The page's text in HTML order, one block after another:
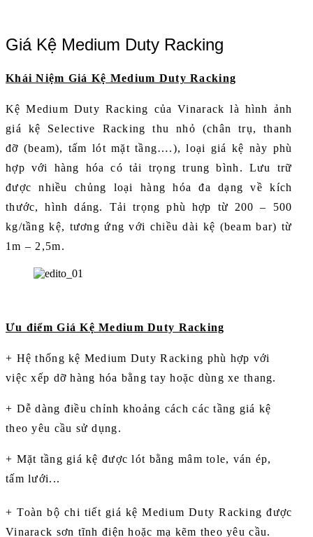
Giá Kệ Medium Duty Racking
Khái Niệm Giá Kệ Medium Duty Racking
Kệ Medium Duty Racking của Vinarack là hình ảnh
giá kệ Selective Racking thu nhỏ (chân trụ, thanh
đỡ (beam), tấm lót mặt tầng….), loại giá kệ này phù
hợp với hàng hóa có tải trọng trung bình. Lưu trữ
được nhiều chủng loại hàng hóa đa dạng về kích
thước, hình dáng. Tải trọng phù hợp từ 200 – 500
kg/tầng kệ, tương ứng với chiều dài kệ (beam bar) từ
1m – 2,5m.
Ưu điểm Giá Kệ Medium Duty Racking
+ Hệ thống kệ Medium Duty Racking phù hợp với
việc xếp dỡ hàng hóa bằng tay hoặc dùng xe thang.
+ Dễ dàng điều chỉnh khoảng cách các tầng giá kệ
theo yêu cầu sử dụng.
+ Mặt tầng giá kệ được lót bằng mâm tole, ván ép,
tấm lưới...
+ Toàn bộ chi tiết giá kệ Medium Duty Racking được
Vinarack sơn tĩnh điện hoặc mạ kẽm theo yêu cầu.